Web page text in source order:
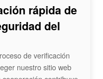
rápida de
del
de verificación
nuestro sitio web